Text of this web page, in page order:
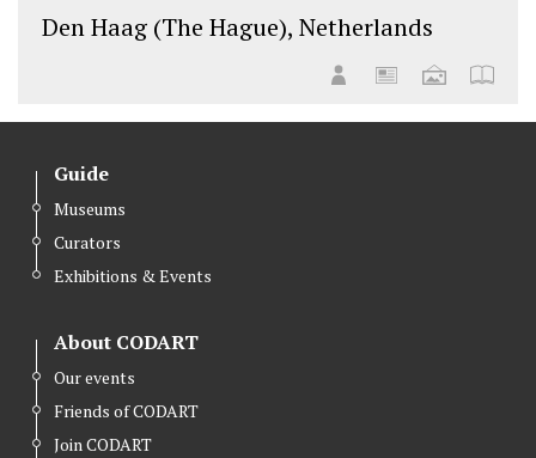
Den Haag (The Hague), Netherlands
Guide
Museums
Curators
Exhibitions & Events
About CODART
Our events
Friends of CODART
Join CODART